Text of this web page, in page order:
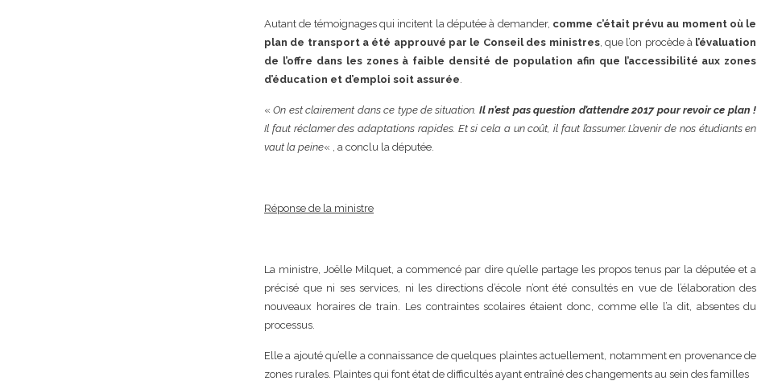
Autant de témoignages qui incitent la députée à demander, comme c’était prévu au moment où le
plan de transport a été approuvé par le Conseil des ministres, que l’on procède à l’évaluation
de l’offre dans les zones à faible densité de population afin que l’accessibilité aux zones
d’éducation et d’emploi soit assurée.
«On est clairement dans ce type de situation. Il n’est pas question d’attendre 2017 pour revoir ce plan !
Il faut réclamer des adaptations rapides. Et si cela a un coût, il faut l’assumer. L’avenir de nos étudiants en
vaut la peine« , a conclu la députée.
Réponse de la ministre
La ministre, Joëlle Milquet, a commencé par dire qu’elle partage les propos tenus par la députée et a
précisé que ni ses services, ni les directions d’école n’ont été consultés en vue de l’élaboration des
nouveaux horaires de train. Les contraintes scolaires étaient donc, comme elle l’a dit, absentes du
processus.
Elle a ajouté qu’elle a connaissance de quelques plaintes actuellement, notamment en provenance de
zones rurales. Plaintes qui font état de difficultés ayant entraîné des changements au sein des familles